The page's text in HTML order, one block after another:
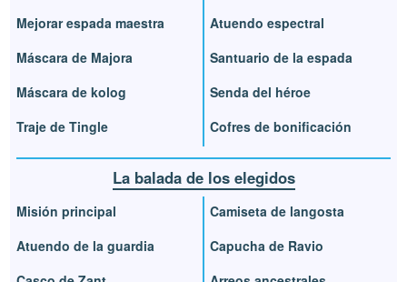
Mejorar espada maestra
Máscara de Majora
Máscara de kolog
Traje de Tingle
Atuendo espectral
Santuario de la espada
Senda del héroe
Cofres de bonificación
La balada de los elegidos
Misión principal
Atuendo de la guardia
Camiseta de langosta
Capucha de Ravio